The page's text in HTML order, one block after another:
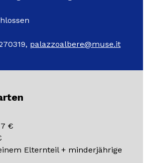
COVID-19-Bestimmungen inabsoluter
palazzoalbere@muse.it
€
Elternteil + minderjährige